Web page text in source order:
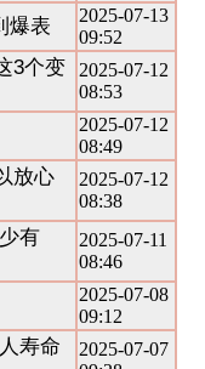
爆表
2025-07-13
09:52
3个变
2025-07-12
08:53
2025-07-12
08:49
放心
2025-07-12
08:38
有
2025-07-11
08:46
2025-07-08
09:12
寿命
2025-07-07